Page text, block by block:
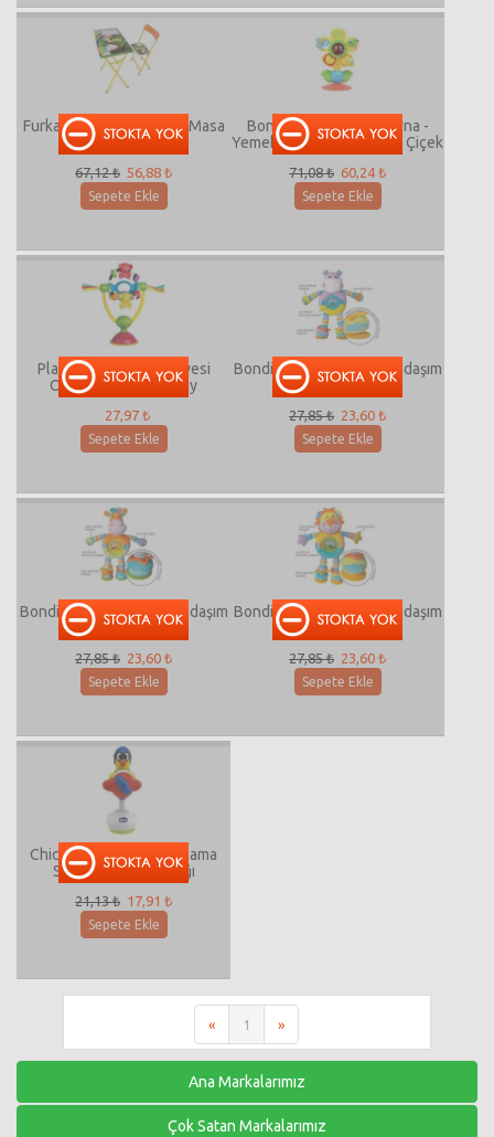
Furkan Group Dinazorlu Masa
Sandalye
67,12 ₺ 56,88 ₺
Sepete Ekle
Bondigo Döndür Ve Oyna -
Yemek Arkadaşım Sevimli Çiçek
71,08 ₺ 60,24 ₺
Sepete Ekle
Playgro Mama Sandalyesi
Oyuncağı Spining Toy
27,97 ₺
Sepete Ekle
Bondigo Neşeli obur arkadaşım
hippo
27,85 ₺ 23,60 ₺
Sepete Ekle
Bondigo Neşeli obur arkadaşım
zürafa
27,85 ₺ 23,60 ₺
Sepete Ekle
Bondigo Neşeli obur arkadaşım
aslan
27,85 ₺ 23,60 ₺
Sepete Ekle
Chicco Minik Kanarya Mama
Sandalyesi Oyuncağı
21,13 ₺ 17,91 ₺
Sepete Ekle
« 1 »
Ana Markalarımız
Çok Satan Markalarımız